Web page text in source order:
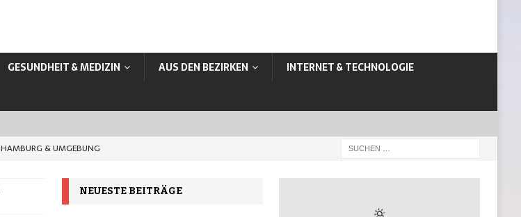
GESUNDHEIT & MEDIZIN AUS DEN BEZIRKEN
INTERNET & TECHNOLOGIE
HAMBURG & UMGEBUNG
HAMBURG & UMGEBUNGNEUESTE BEITRÄGE